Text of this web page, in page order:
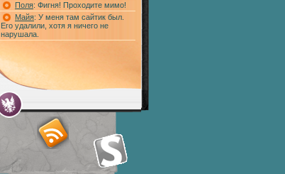
Поля: Фигня! Проходите мимо!
Майя: У меня там сайтик был.
Его удалили, хотя я ничего не
нарушала.